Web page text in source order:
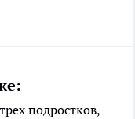
подростков,